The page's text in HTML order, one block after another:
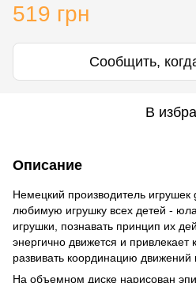
519 грн
Сообщить,
В
Описание
Немецкий производитель
любимую игрушку всех детей -
игрушки, познавать принцип их
энергично движется и
развивать координацию движений
На объемном диске нарисован